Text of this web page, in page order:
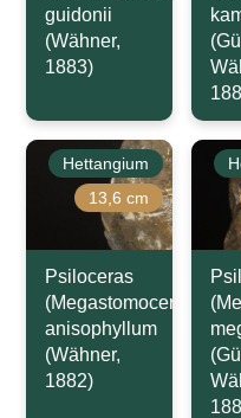
guidonii
(Wähner,
1883)
Hettangium
13,6 cm
Psiloceras
(Megastomoceras)
anisophyllum
(Wähner,
1882)